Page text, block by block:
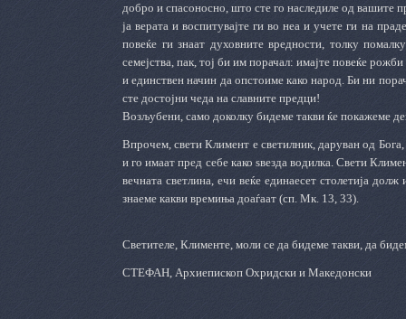
добро и спасоносно, што сте го наследиле од вашите
ја верата и воспитувајте ги во неа и учете ги на
повеќе ги знаат духовните вредности, толку
семејства, пак, тој би им порачал: имајте повеќе
и единствен начин да опстоиме како народ. Би ни
сте достојни чеда на славните предци!
Возљубени, само доколку бидеме такви ќе покажеме
Впрочем, свети Климент е светилник, даруван од
и го имаат пред себе како ѕвезда водилка. Свети
вечната светлина, ечи веќе единаесет столетија
знаеме какви времиња доаѓаат (сп. Мк. 13, 33).
Светителе, Клименте, моли се да бидеме такви, да
СТЕФАН, Архиепископ Охридски и Македонски